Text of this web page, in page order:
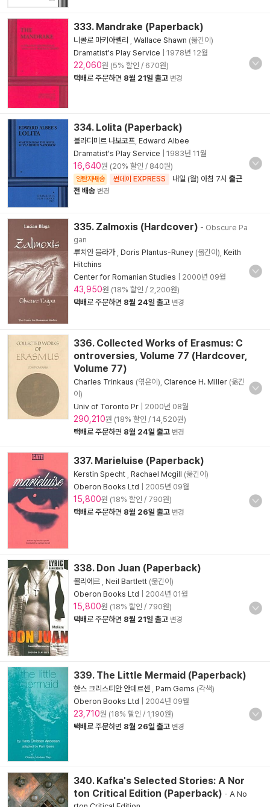
333. Mandrake (Paperback)
니콜로 마키아벨리 Wallace Shawn (옮긴이)
Dramatist's Play Service
1978년 12월
22,060원 (5% 할인 / 670원)
택배로 주문하면 8월 21일 출고 변경
334. Lolita (Paperback)
블라디미르 나보코프 Edward Albee
Dramatist's Play Service
1983년 11월
16,640원 (20% 할인 / 840원)
양탄자배송 썬데이 EXPRESS 내일 (월) 아침 7시 출근
전 배송 변경
335. Zalmoxis (Hardcover) - Obscure Pa
gan
루치안 블라가, Doris Plantus-Runey (옮긴이), Keith
Hitchins
Center for Romanian Studies
2000년 09월
43,950원 (18% 할인 / 2,200원)
택배로 주문하면 8월 24일 출고 변경
336. Collected Works of Erasmus: C
ontroversies, Volume 77 (Hardcover,
Volume 77)
Charles Trinkaus (엮은이), Clarence H. Miller (옮긴
이)
Univ of Toronto Pr
2000년 08월
290,210원 (18% 할인 / 14,520원)
택배로 주문하면 8월 24일 출고 변경
337. Marieluise (Paperback)
Kerstin Specht Rachael Mcgill (옮긴이)
Oberon Books Ltd
2005년 09월
15,800원 (18% 할인 / 790원)
택배로 주문하면 8월 26일 출고 변경
338. Don Juan (Paperback)
몰리에르 Neil Bartlett (옮긴이)
Oberon Books Ltd
2004년 01월
15,800원 (18% 할인 / 790원)
택배로 주문하면 8월 21일 출고 변경
339. The Little Mermaid (Paperback)
한스 크리스티안 안데르센 Pam Gems (각색)
Oberon Books Ltd
2004년 09월
23,710원 (18% 할인 / 1,190원)
택배로 주문하면 8월 26일 출고 변경
340. Kafka's Selected Stories: A Nor
ton Critical Edition (Paperback) - A No